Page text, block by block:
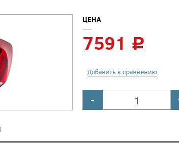
ЦЕНА
7591 c
Добавить к сравнению
-